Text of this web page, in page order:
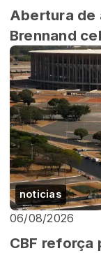
Abertura de
Brennand
noticias
06/08/2026
CBF reforça